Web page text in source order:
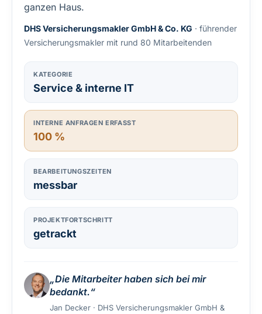
ganzen Haus.
DHS Versicherungsmakler GmbH & Co. KG · führender
Versicherungsmakler mit rund 80 Mitarbeitenden
KATEGORIE
Service & interne IT
INTERNE ANFRAGEN ERFASST
100 %
BEARBEITUNGSZEITEN
messbar
PROJEKTFORTSCHRITT
getrackt
„Die Mitarbeiter haben sich bei mir
bedankt.“
Jan Decker · DHS Versicherungsmakler GmbH &